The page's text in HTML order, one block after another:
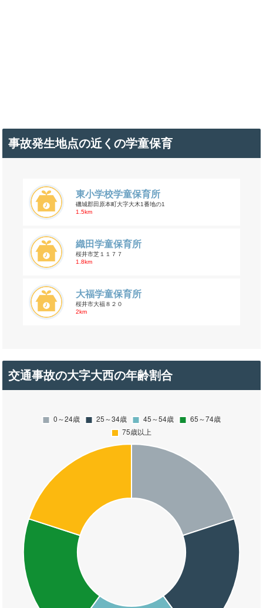
事故発生地点の近くの学童保育
東小学校学童保育所
磯城郡田原本町大字大木1番地の1
1.5km
織田学童保育所
桜井市芝１１７７
1.8km
大福学童保育所
桜井市大福８２０
2km
交通事故の大字大西の年齢割合